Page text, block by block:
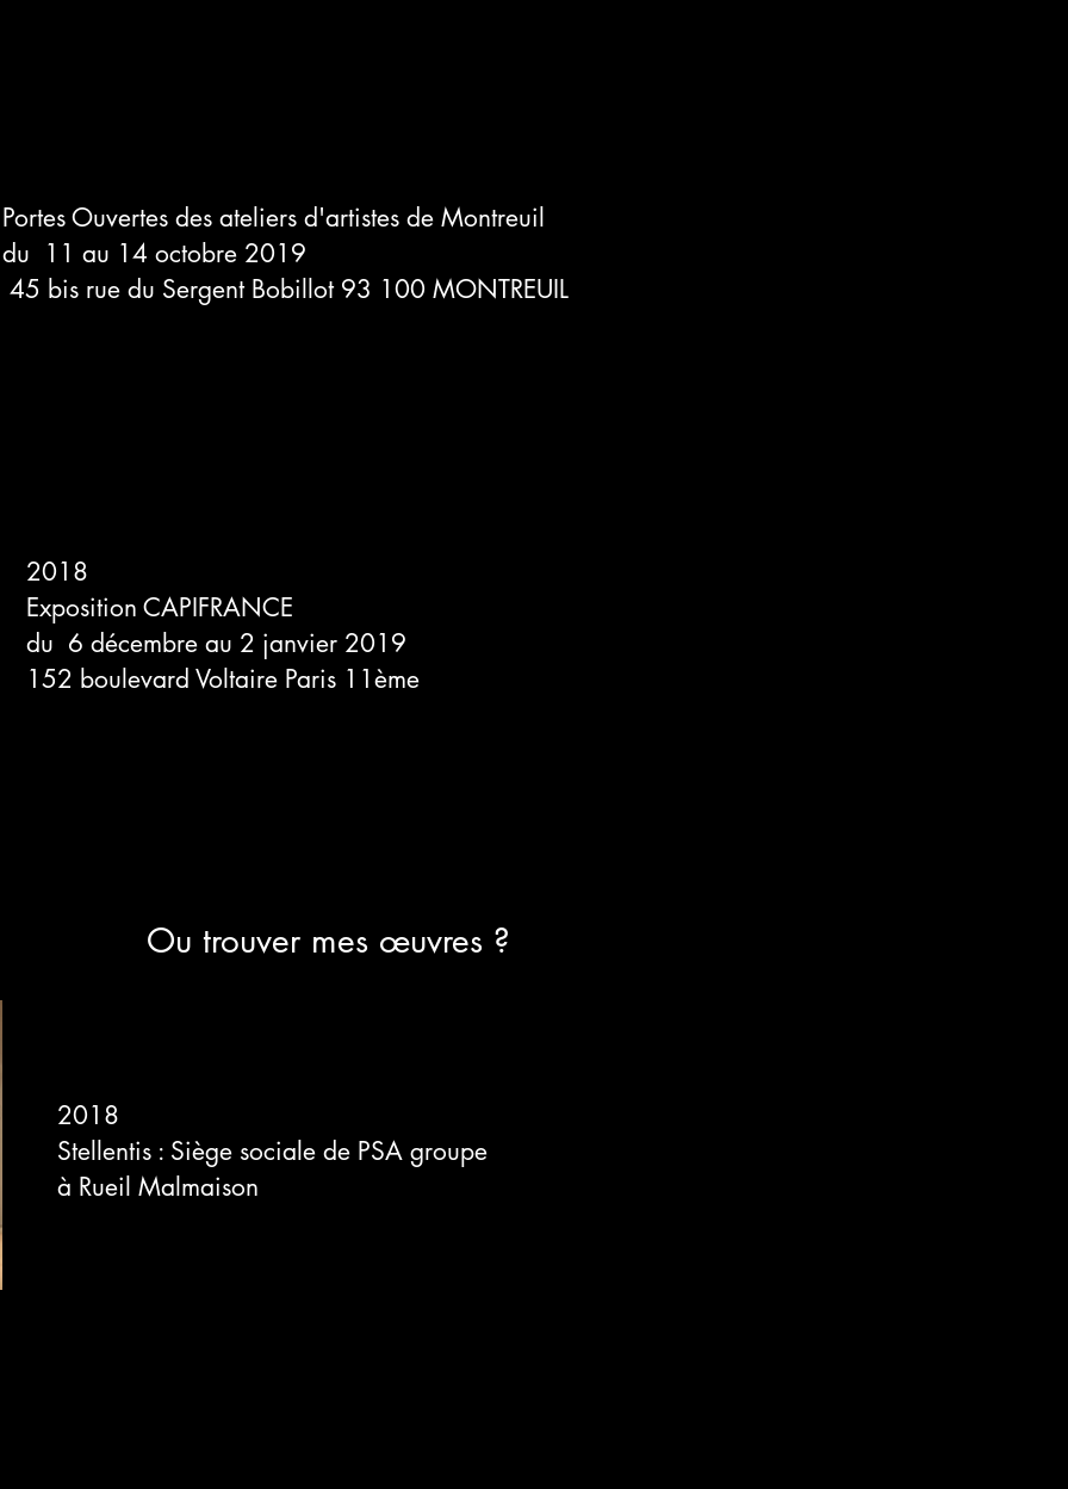
Portes Ouvertes des ateliers d'artistes de Montreuil
du 11 au 14 octobre 2019
45 bis rue du Sergent Bobillot 93 100 MONTREUIL
2018
Exposition CAPIFRANCE
du 6 décembre au 2 janvier 2019
152 boulevard Voltaire Paris 11ème
Ou trouver mes œuvres ?
2018
Stellentis : Siège sociale de PSA groupe
à Rueil Malmaison